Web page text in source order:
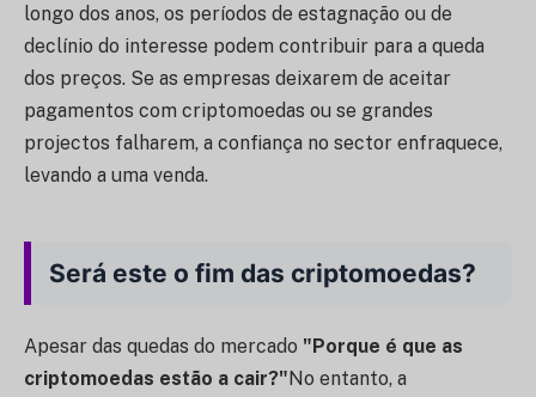
longo dos anos, os períodos de estagnação ou de
declínio do interesse podem contribuir para a queda
dos preços. Se as empresas deixarem de aceitar
pagamentos com criptomoedas ou se grandes
projectos falharem, a confiança no sector enfraquece,
levando a uma venda.
Será este o fim das criptomoedas?
Apesar das quedas do mercado "Porque é que as
criptomoedas estão a cair?"No entanto, a